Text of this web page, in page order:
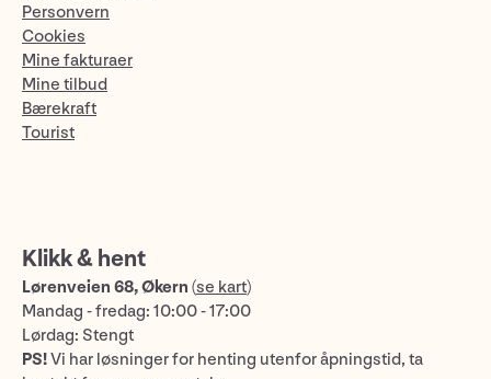
Personvern
Cookies
Mine fakturaer
Mine tilbud
Bærekraft
Tourist
Klikk & hent
Lørenveien 68, Økern (se kart)
Mandag - fredag: 10:00 - 17:00
Lørdag: Stengt
PS!Vi har løsninger for henting utenfor åpningstid, ta